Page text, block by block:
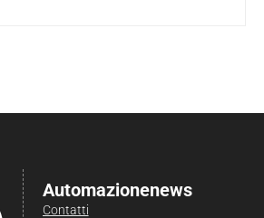
Automazionenews
Contatti